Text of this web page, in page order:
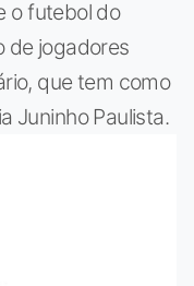
o futebol do
de jogadores
que tem como
Juninho Paulista.